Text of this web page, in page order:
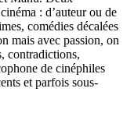
: d’auteur ou de
comédies décalées
mais avec passion, on
contradictions,
de cinéphiles
et parfois sous-